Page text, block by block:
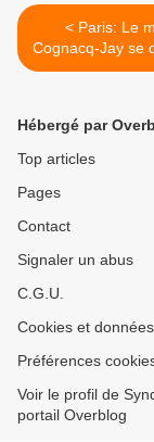
< Paris: Le musée
Cognacq-Jay se
chasse
Hébergé par
Top articles
Pages
Contact
Signaler un abus
C.G.U.
Cookies et
Préférences
Voir le profil de
portail Overblog